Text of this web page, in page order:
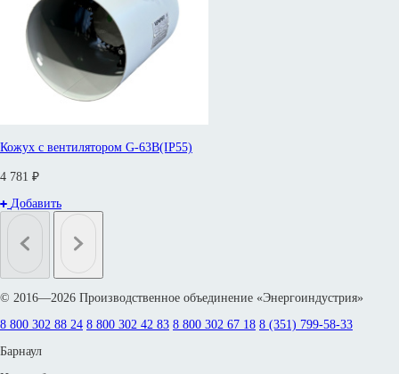
Кожух с вентилятором G-63B(IP55)
4 781 ₽
Добавить
© 2016—2026 Производственное объединение «Энергоиндустрия»
8 800 302 88 24 8 800 302 42 83 8 800 302 67 18 8 (351) 799-58-33
Барнаул